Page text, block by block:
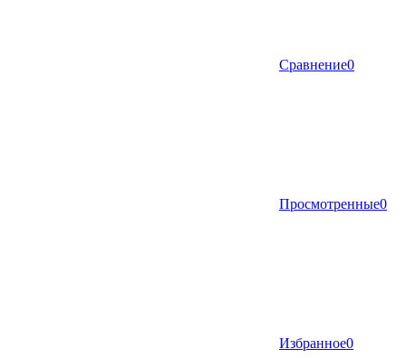
Сравнение0
Просмотренные0
Избранное0